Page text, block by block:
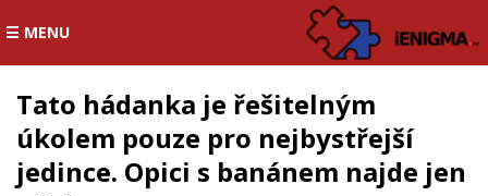
☰ MENU
Tato hádanka je řešitelným
úkolem pouze pro nejbystřejší
jedince. Opici s banánem najde jen